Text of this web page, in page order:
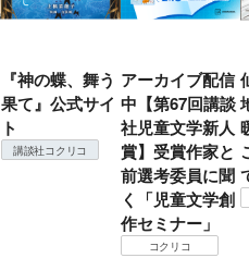
『神の蝶、舞う
果て』公式サイ
ト
講談社コクリコ
アーカイブ配信
中【第67回講談
社児童文学新人
賞】受賞作家と
前選考委員に聞
く「児童文学創
作セミナー」
コクリコ